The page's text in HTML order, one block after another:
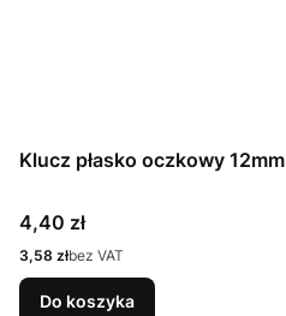
Klucz płasko oczkowy 12mm
Cena
4,40 zł
Cena
3,58 złbez VAT
Do koszyka